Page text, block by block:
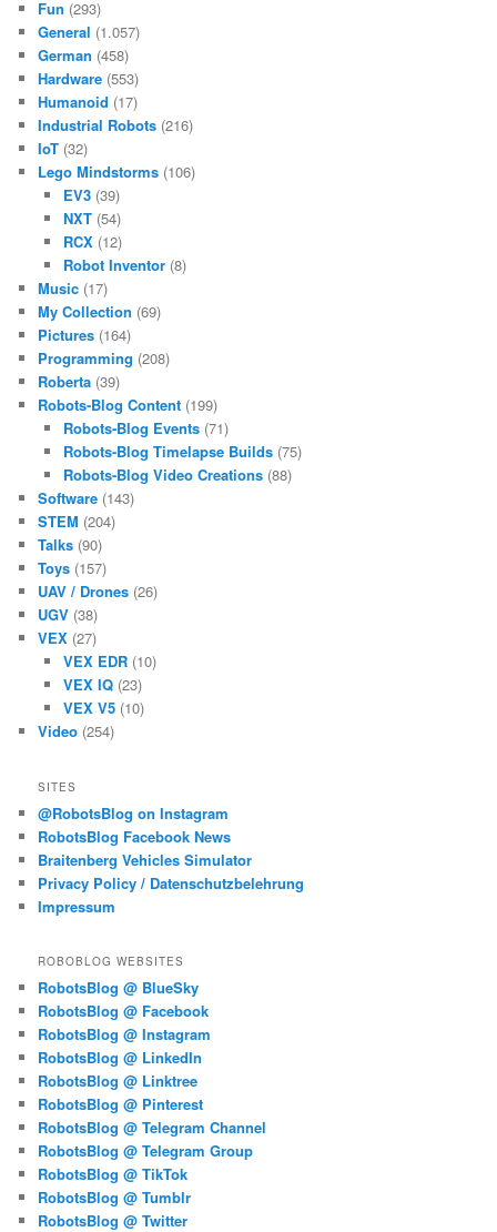
Fun (293)
General (1.057)
German (458)
Hardware (553)
Humanoid (17)
Industrial Robots (216)
IoT (32)
Lego Mindstorms (106)
EV3(39)
NXT(54)
RCX(12)
Robot Inventor(8)
Music (17)
My Collection (69)
Pictures (164)
Programming (208)
Roberta (39)
Robots-Blog Content (199)
Robots-Blog Events(71)
Robots-Blog Timelapse Builds(75)
Robots-Blog Video Creations(88)
Software (143)
STEM (204)
Talks (90)
Toys (157)
UAV / Drones (26)
UGV (38)
VEX (27)
VEX EDR(10)
VEX IQ(23)
VEX V5(10)
Video (254)
SITES
@RobotsBlog on Instagram
RobotsBlog Facebook News
Braitenberg Vehicles Simulator
Privacy Policy / Datenschutzbelehrung
Impressum
ROBOBLOG WEBSITES
RobotsBlog @ BlueSky
RobotsBlog @ Facebook
RobotsBlog @ Instagram
RobotsBlog @ LinkedIn
RobotsBlog @ Linktree
RobotsBlog @ Pinterest
RobotsBlog @ Telegram Channel
RobotsBlog @ Telegram Group
RobotsBlog @ TikTok
RobotsBlog @ Tumblr
RobotsBlog @ Twitter